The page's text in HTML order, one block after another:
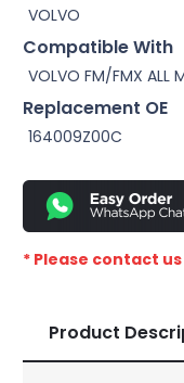
VOLVO
Compatible With
VOLVO FM/FMX ALL
Replacement OE
164009Z00C
* Please contact
Product